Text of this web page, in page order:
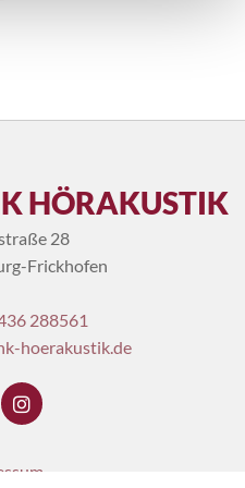
HÖRAKUSTIK
28
Frickhofen
288561
hoerakustik.de